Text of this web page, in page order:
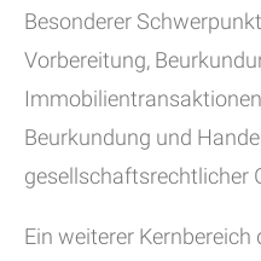
Besonderer
Vorbereitung,
Beurkundung und
gesellschaftsrechtlicher
Ein weiterer